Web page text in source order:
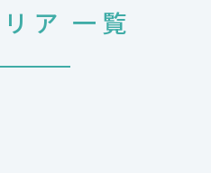
ア 一覧